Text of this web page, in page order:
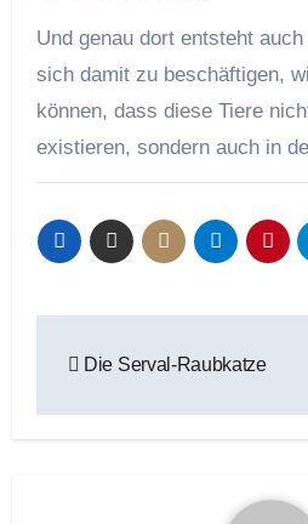
Und genau dort entsteht
sich damit zu beschäftigen,
können, dass diese Tiere
existieren, sondern auch in
Die Serval-Raubkatze